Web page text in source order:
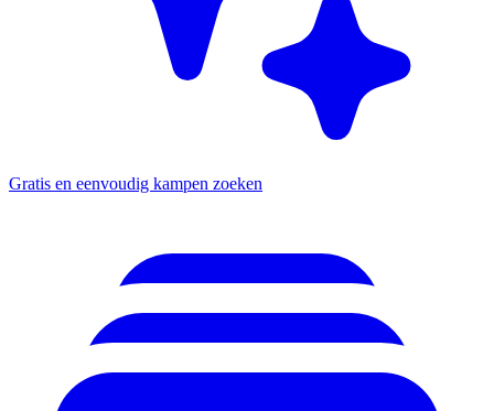
Gratis en eenvoudig kampen zoeken